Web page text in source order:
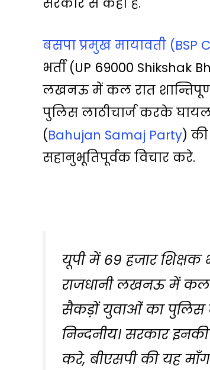
बसपा प्रमुख मायावती (BSP
भर्ती (UP 69000
लखनऊ में कल रात
पुलिस लाठीचार्ज करके
(Bahujan Samaj Party)
सहानुभूतिपूर्वक विचार करे.
यूपी में 69 हजार
राजधानी लखनऊ में कल
सैकड़ों युवाओं का पुलिस
निन्दनीय। सरकार
करे, बीएसपी की यह